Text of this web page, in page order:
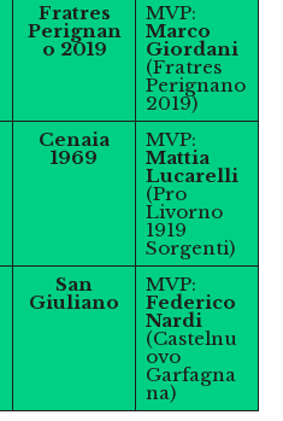
Fratres
Perignan
o 2019
MVP:
Marco
Giordani
(Fratres
Perignano
2019)
Cenaia
1969
MVP:
Mattia
Lucarelli
(Pro
Livorno
1919
Sorgenti)
San
Giuliano
MVP:
Federico
Nardi
(Castelnu
ovo
Garfagna
na)